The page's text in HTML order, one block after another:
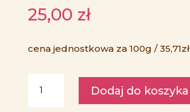
25,00 zł
cena jednostkowa za 100g / 35,71zł
Czekolada
mleczna
Dodaj do koszyka